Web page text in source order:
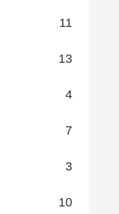
11
13
4
7
3
10